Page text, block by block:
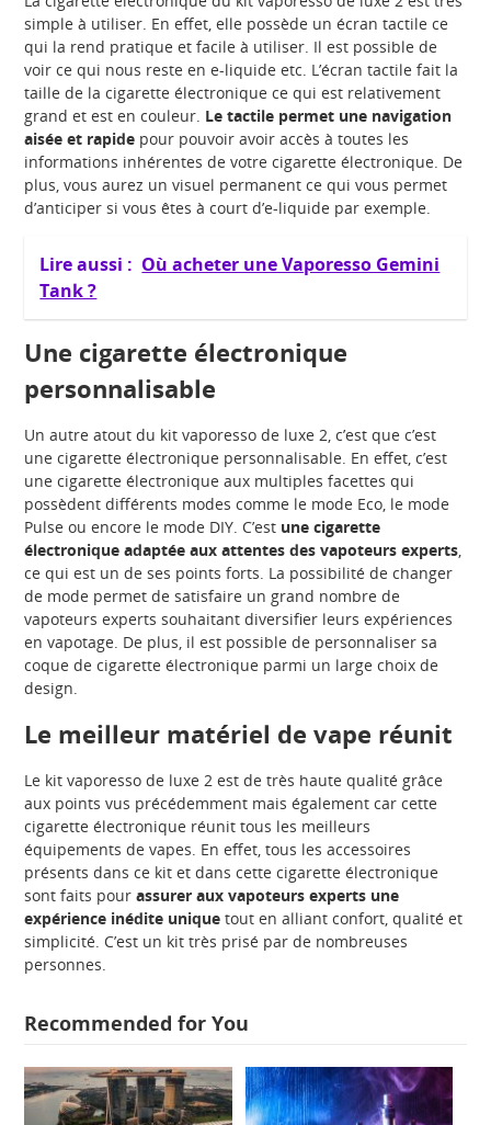
simple à utiliser. En effet, elle possède un écran tactile ce
qui la rend pratique et facile à utiliser. Il est possible de
voir ce qui nous reste en e-liquide etc. L’écran tactile fait la
taille de la cigarette électronique ce qui est relativement
grand et est en couleur. Le tactile permet une navigation
aisée et rapide pour pouvoir avoir accès à toutes les
informations inhérentes de votre cigarette électronique. De
plus, vous aurez un visuel permanent ce qui vous permet
d’anticiper si vous êtes à court d’e-liquide par exemple.
Lire aussi : Où acheter une Vaporesso Gemini
Tank ?
Une cigarette électronique
personnalisable
Un autre atout du kit vaporesso de luxe 2, c’est que c’est
une cigarette électronique personnalisable. En effet, c’est
une cigarette électronique aux multiples facettes qui
possèdent différents modes comme le mode Eco, le mode
Pulse ou encore le mode DIY. C’est une cigarette
électronique adaptée aux attentes des vapoteurs experts,
ce qui est un de ses points forts. La possibilité de changer
de mode permet de satisfaire un grand nombre de
vapoteurs experts souhaitant diversifier leurs expériences
en vapotage. De plus, il est possible de personnaliser sa
coque de cigarette électronique parmi un large choix de
design.
Le meilleur matériel de vape réunit
Le kit vaporesso de luxe 2 est de très haute qualité grâce
aux points vus précédemment mais également car cette
cigarette électronique réunit tous les meilleurs
équipements de vapes. En effet, tous les accessoires
présents dans ce kit et dans cette cigarette électronique
sont faits pourassurer aux vapoteurs experts une
expérience inédite unique tout en alliant confort, qualité et
simplicité. C’est un kit très prisé par de nombreuses
personnes.
Recommended for You